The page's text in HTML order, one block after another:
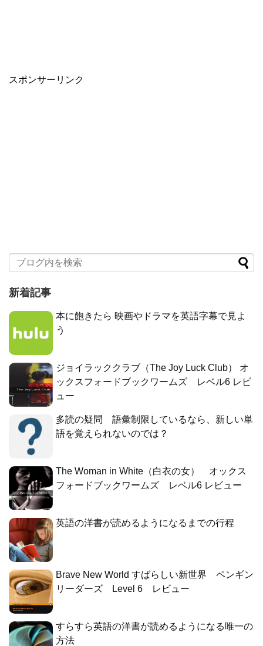
スポンサーリンク
新着記事
本に飽きたら 映画やドラマを英語字幕で見よ
う
ジョイラッククラブ（The Joy Luck Club） オ
ックスフォードブックワームズ レベル6 レビ
ュー
多読の疑問 語彙制限しているなら、新しい単
語を覚えられないのでは？
The Woman in White（白衣の女） オックス
フォードブックワームズ レベル6 レビュー
英語の洋書が読めるようになるまでの行程
Brave New World すばらしい新世界 ペンギン
リーダーズ Level 6 レビュー
すらすら英語の洋書が読めるようになる唯一の
方法